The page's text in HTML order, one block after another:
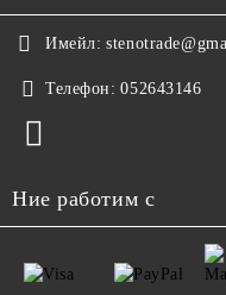
Имейл:
Телефон: 052643146
Ние работим с